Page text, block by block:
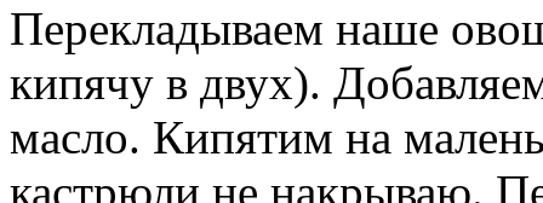
Перекладываем наше
кипячу в двух).
масло. Кипятим на
кастрюли не накрываю.